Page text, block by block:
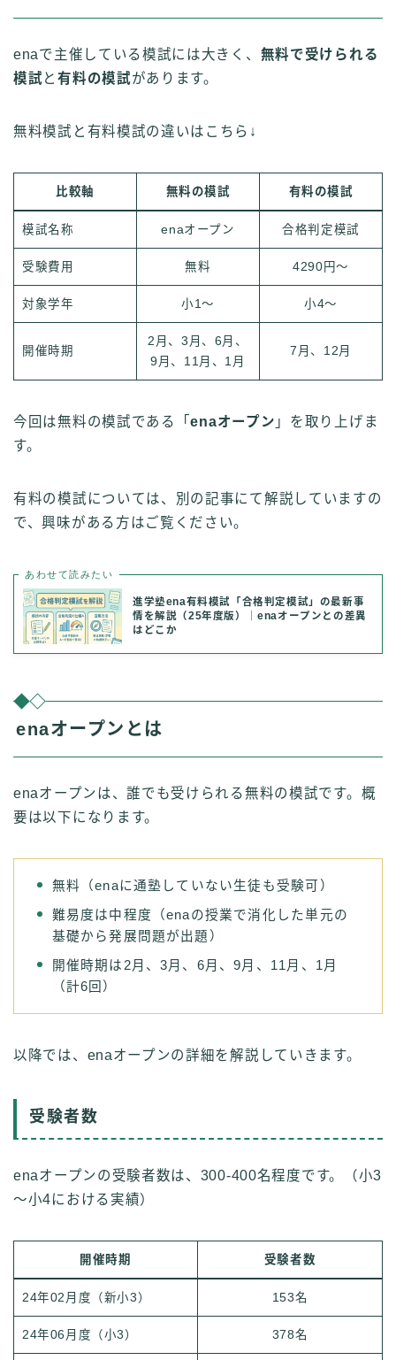
enaで主催している模試には大きく、 無料で受けられる
模試と有料の模試があります。
無料模試と有料模試の違いはこちら↓
比較軸 無料の模試 有料の模試
模試名称 enaオープン 合格判定模試
受験費用 無料 4290円～
対象学年 小1～ 小4～
開催時期
2月、3月、6月、
9月、11月、1月
7月、12月
今回は無料の模試である「enaオープン 」を取り上げま
す。
有料の模試については、別の記事にて解説していますの
で、興味がある方はご覧ください。
あわせて読みたい
進学塾ena有料模試「合格判定模試」の最新事
情を解説（25年度版）｜enaオープンとの差異
はどこか
enaオープンとは
enaオープンは、誰でも受けられる無料の模試です。概
要は以下になります。
無料（enaに通塾していない生徒も受験可）
難易度は中程度（enaの授業で消化した単元の
基礎から発展問題が出題）
開催時期は2月、3月、6月、9月、11月、1月
（計6回）
以降では、enaオープンの詳細を解説していきます。
受験者数
enaオープンの受験者数は、300-400名程度です。（小3
～小4における実績）
開催時期 受験者数
24年02月度（新小3） 153名
24年06月度（小3） 378名